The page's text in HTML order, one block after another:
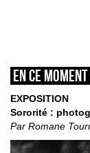
En ce
EXPOSITION
Sororité :
Par Romane